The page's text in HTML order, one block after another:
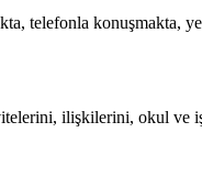
telefonla
ilişkilerini, okul